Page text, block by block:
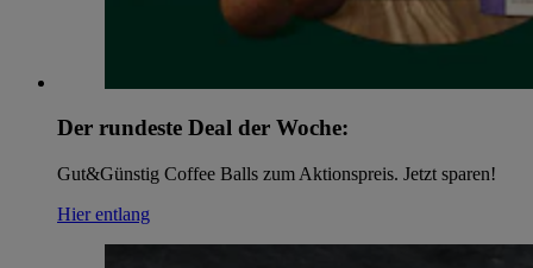
Der rundeste Deal der Woche:
Gut&Günstig Coffee Balls zum Aktionspreis. Jetzt sparen!
Hier entlang